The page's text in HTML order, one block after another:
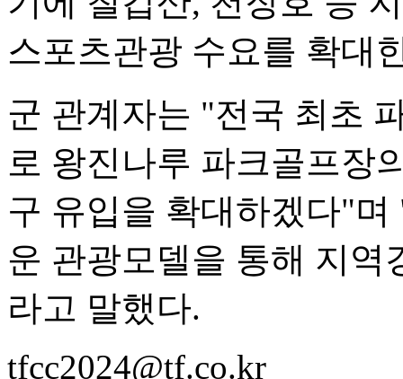
스포츠관광 수요를 확대
군 관계자는 "전국 최초
로 왕진나루 파크골프장
구 유입을 확대하겠다"
운 관광모델을 통해 지
라고 말했다.
tfcc2024@tf.co.kr